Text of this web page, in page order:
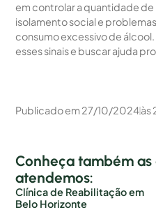
em controlar a quantidade
isolamento social e
consumo excessivo de
esses sinais e buscar ajuda
Publicado em 27/10/2024às
Conheça também
atendemos:
Clínica de Reabilitação em
Belo Horizonte